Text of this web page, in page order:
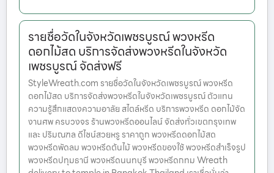
รายชื่อวัดในจังหวัดเพชรบูรณ์ พวงหรีด
ดอกไม้สด บริการจัดส่งพวงหรีดในจังหวัด
เพชรบูรณ์ จัดส่งฟรี
StyleWreath.com รายชื่อวัดในจังหวัดเพชรบูรณ์ พวงหรีด
ดอกไม้สด บริการจัดส่งพวงหรีดในจังหวัดเพชรบูรณ์ ตัวแทน
ความรู้สึกแสดงความอาลัย สไตล์หรีด บริการพวงหรีด ดอกไม้จัด
งานศพ ครบวงจร ร้านพวงหรีดออนไลน์ จัดส่งทั่วเขตกรุงเทพ
และ ปริมณฑล ดีไซน์สวยหรู ราคาถูก พวงหรีดดอกไม้สด
พวงหรีดพัดลม พวงหรีดต้นไม้ พวงหรีดของใช้ พวงหรีดสำเร็จรูป
พวงหรีดปทุมธานี พวงหรีดนนทบุรี พวงหรีดกทม Wreath